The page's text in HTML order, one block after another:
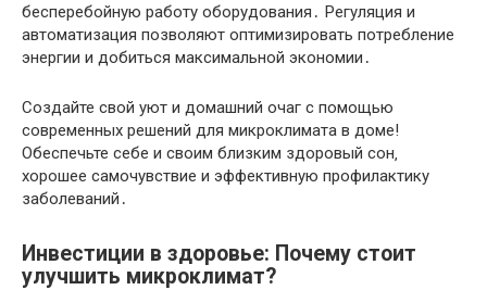
бесперебойную работу оборудования․ Регуляция и
автоматизация позволяют оптимизировать потребление
энергии и добиться максимальной экономии․
Создайте свой уют и домашний очаг с помощью
современных решений для микроклимата в доме!
Обеспечьте себе и своим близким здоровый сон‚
хорошее самочувствие и эффективную профилактику
заболеваний․
Инвестиции в здоровье: Почему стоит
улучшить микроклимат?